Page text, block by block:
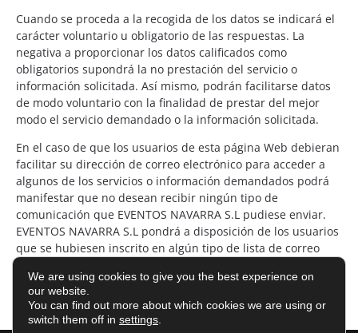
Cuando se proceda a la recogida de los datos se indicará el
carácter voluntario u obligatorio de las respuestas. La
negativa a proporcionar los datos calificados como
obligatorios supondrá la no prestación del servicio o
información solicitada. Así mismo, podrán facilitarse datos
de modo voluntario con la finalidad de prestar del mejor
modo el servicio demandado o la información solicitada.
En el caso de que los usuarios de esta página Web debieran
facilitar su dirección de correo electrónico para acceder a
algunos de los servicios o información demandados podrá
manifestar que no desean recibir ningún tipo de
comunicación que EVENTOS NAVARRA S.L pudiese enviar.
EVENTOS NAVARRA S.L pondrá a disposición de los usuarios
que se hubiesen inscrito en algún tipo de lista de correo
darse de baja de la misma.
We are using cookies to give you the best experience on
our website.
You can find out more about which cookies we are using or
switch them off in settings